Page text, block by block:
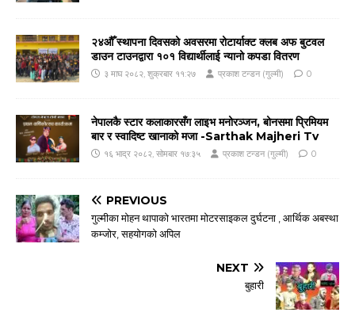
२४औँ स्थापना दिवसको अवसरमा रोटार्याक्ट क्लब अफ बुटवल
डाउन टाउनद्वारा १०१ विद्यार्थीलाई न्यानो कपडा वितरण
३ माघ २०८२, शुक्रबार ११:२७ प्रकाश टन्डन (गुल्मी) 0
नेपालकै स्टार कलाकारसँग लाइभ मनोरञ्जन, बोनसमा प्रिमियम
बार र स्वादिष्ट खानाको मजा -Sarthak Majheri Tv
१६ भाद्र २०८२, सोमबार १७:३५ प्रकाश टन्डन (गुल्मी) 0
PREVIOUS
गुल्मीका मोहन थापाको भारतमा मोटरसाइकल दुर्घटना , आर्थिक अबस्था
कम्जोर, सहयोगको अपिल
NEXT
बुहारी